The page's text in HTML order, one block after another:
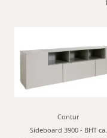
Contur
Sideboard 3900 - BHT ca.